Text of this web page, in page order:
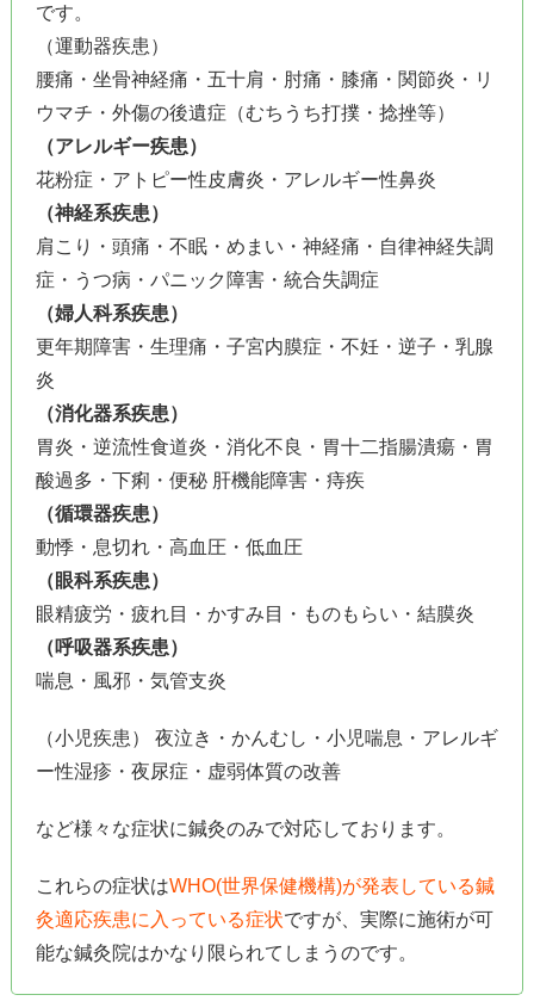
です。
（運動器疾患）
腰痛・坐骨神経痛・五十肩・肘痛・膝痛・関節炎・リ
ウマチ・外傷の後遺症（むちうち打撲・捻挫等）
（アレルギー疾患）
花粉症・アトピー性皮膚炎・アレルギー性鼻炎
（神経系疾患）
肩こり・頭痛・不眠・めまい・神経痛・自律神経失調
症・うつ病・パニック障害・統合失調症
（婦人科系疾患）
更年期障害・生理痛・子宮内膜症・不妊・逆子・乳腺
炎
（消化器系疾患）
胃炎・逆流性食道炎・消化不良・胃十二指腸潰瘍・胃
酸過多・下痢・便秘 肝機能障害・痔疾
（循環器疾患）
動悸・息切れ・高血圧・低血圧
（眼科系疾患）
眼精疲労・疲れ目・かすみ目・ものもらい・結膜炎
（呼吸器系疾患）
喘息・風邪・気管支炎
（小児疾患） 夜泣き・かんむし・小児喘息・アレルギ
ー性湿疹・夜尿症・虚弱体質の改善
など様々な症状に鍼灸のみで対応しております。
これらの症状はWHO(世界保健機構)が発表している鍼
灸適応疾患に入っている症状ですが、実際に施術が可
能な鍼灸院はかなり限られてしまうのです。